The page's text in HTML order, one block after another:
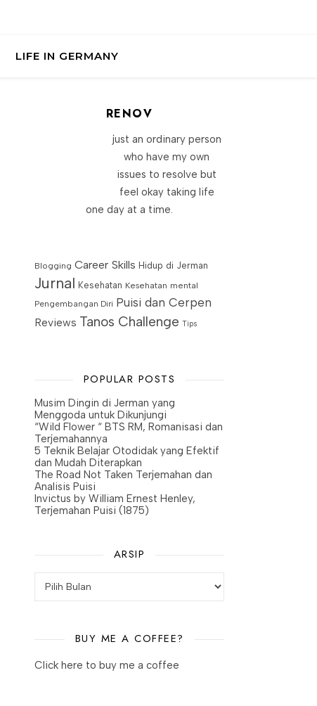
LIFE IN GERMANY
RENOV
just an ordinary person
who have my own
issues to resolve but
feel okay taking life
one day at a time.
Blogging Career Skills Hidup di Jerman
Jurnal Kesehatan Kesehatan mental
Pengembangan Diri Puisi dan Cerpen
Reviews Tanos Challenge Tips
POPULAR POSTS
Musim Dingin di Jerman yang
Menggoda untuk Dikunjungi
“Wild Flower “ BTS RM, Romanisasi dan
Terjemahannya
5 Teknik Belajar Otodidak yang Efektif
dan Mudah Diterapkan
The Road Not Taken Terjemahan dan
Analisis Puisi
Invictus by William Ernest Henley,
Terjemahan Puisi (1875)
ARSIP
BUY ME A COFFEE?
Click here to buy me a coffee